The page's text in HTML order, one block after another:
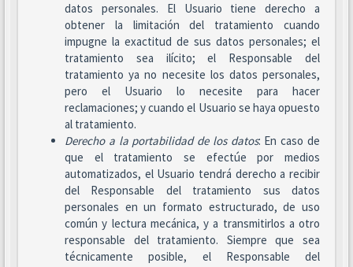
datos personales. El Usuario tiene derecho a
obtener la limitación del tratamiento cuando
impugne la exactitud de sus datos personales; el
tratamiento sea ilícito; el Responsable del
tratamiento ya no necesite los datos personales,
pero el Usuario lo necesite para hacer
reclamaciones; y cuando el Usuario se haya opuesto
al tratamiento.
Derecho a la portabilidad de los datos: En caso de
que el tratamiento se efectúe por medios
automatizados, el Usuario tendrá derecho a recibir
del Responsable del tratamiento sus datos
personales en un formato estructurado, de uso
común y lectura mecánica, y a transmitirlos a otro
responsable del tratamiento. Siempre que sea
técnicamente posible, el Responsable del